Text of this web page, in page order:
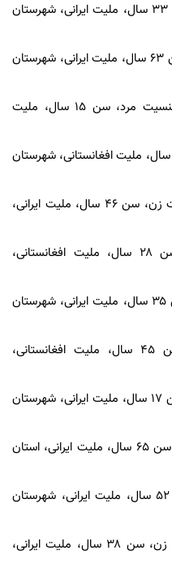
۵۳ سعیده شادکام، جنسیت زن، سن ۳۳ سال، ملیت ایرانی، شهرستان
۵۴ زهرا تیکدری نژاد، جنسیت زن، سن ۶۳ سال، ملیت ایرانی، شهرستان
۵۵ محمدعلی مرادی کمال آبادی، جنسیت مرد، سن ۱۵ سال، ملیت
۵۶ مریم تاجیک، جنسیت زن، سن ۳۰ سال، ملیت افغانستانی، شهرستان
۵۷ سارا حمزه نژادپلنگ آبادی، جنسیت زن، سن ۴۶ سال، ملیت ایرانی،
۵۸ محمد تاجیک، جنسیت مرد، سن ۲۸ سال، ملیت افغانستانی،
۵۹ فاطمه کاربخش، جنسیت زن، سن ۳۵ سال، ملیت ایرانی، شهرستان
۶۰ نظیفه غفوری، جنسیت زن، سن ۴۵ سال، ملیت افغانستانی،
۶۱ زهرا هوشمند پناه، جنسیت زن، سن ۱۷ سال، ملیت ایرانی، شهرستان
۶۲ مریم قوچانی غروی، جنسیت زن، سن ۶۵ سال، ملیت ایرانی، استان
۶۳ علی روی دل، جنسیت مرد، سن ۵۲ سال، ملیت ایرانی، شهرستان
۶۴ لیلا غلامعلی زاده کمالی، جنسیت زن، سن ۳۸ سال، ملیت ایرانی،